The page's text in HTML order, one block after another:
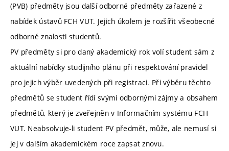
(PVB) předměty jsou další odborné předměty zařazené z
nabídek ústavů FCH VUT. Jejich úkolem je rozšířit všeobecné
odborné znalosti studentů.
PV předměty si pro daný akademický rok volí student sám z
aktuální nabídky studijního plánu při respektování pravidel
pro jejich výběr uvedených při registraci. Při výběru těchto
předmětů se student řídí svými odbornými zájmy a obsahem
předmětů, který je zveřejněn v Informačním systému FCH
VUT. Neabsolvuje-li student PV předmět, může, ale nemusí si
jej v dalším akademickém roce zapsat znovu.